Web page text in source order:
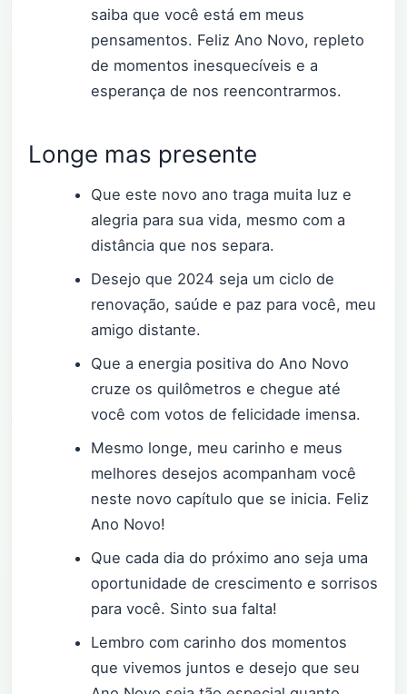
saiba que você está em meus
pensamentos. Feliz Ano Novo, repleto
de momentos inesquecíveis e a
esperança de nos reencontrarmos.
Longe mas presente
Que este novo ano traga muita luz e
alegria para sua vida, mesmo com a
distância que nos separa.
Desejo que 2024 seja um ciclo de
renovação, saúde e paz para você, meu
amigo distante.
Que a energia positiva do Ano Novo
cruze os quilômetros e chegue até
você com votos de felicidade imensa.
Mesmo longe, meu carinho e meus
melhores desejos acompanham você
neste novo capítulo que se inicia. Feliz
Ano Novo!
Que cada dia do próximo ano seja uma
oportunidade de crescimento e sorrisos
para você. Sinto sua falta!
Lembro com carinho dos momentos
que vivemos juntos e desejo que seu